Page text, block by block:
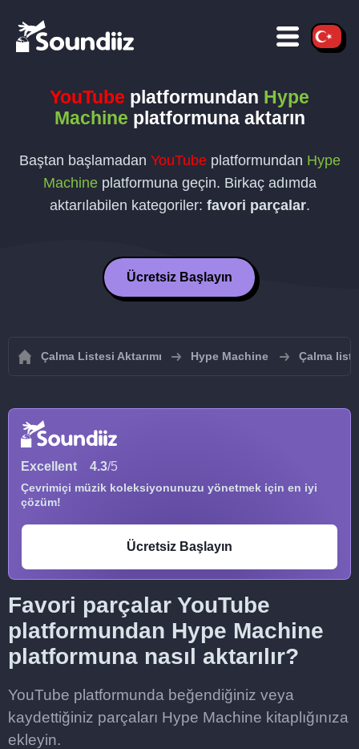
YouTube platformundan Hype
Machine platformuna aktarın
Baştan başlamadan YouTubeplatformundan Hype
Machineplatformuna geçin. Birkaç adımda
aktarılabilen kategoriler: favori parçalar.
Ücretsiz Başlayın
Çalma Listesi Aktarımı Hype Machine Çalma
Excellent 4.3/5
Çevrimiçi müzik koleksiyonunuzu yönetmek için en iyi
çözüm!
Ücretsiz Başlayın
Favori parçalar YouTube
platformundan Hype Machine
platformuna nasıl aktarılır?
YouTube platformunda beğendiğiniz veya
kaydettiğiniz parçaları Hype Machine kitaplığınıza
ekleyin.